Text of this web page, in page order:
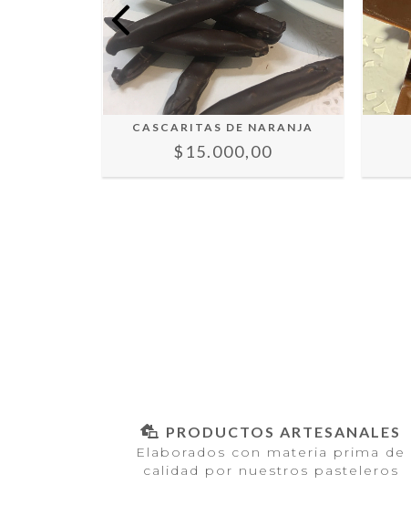
CASCARITAS DE NARANJA
$15.000,00
PRODUCTOS ARTESANALES
Elaborados con materia prima de
calidad por nuestros pasteleros